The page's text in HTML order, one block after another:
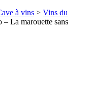
à vins > Vins du
La marouette sans